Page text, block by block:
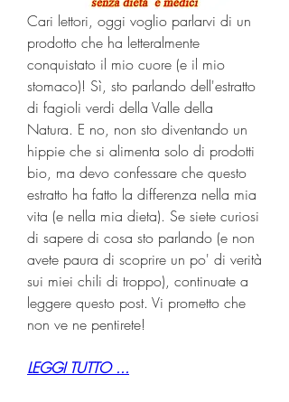
Cari lettori, oggi voglio parlarvi di un
prodotto che ha letteralmente
conquistato il mio cuore (e il mio
stomaco)! Sì, sto parlando dell'estratto
di fagioli verdi della Valle della
Natura. E no, non sto diventando un
hippie che si alimenta solo di prodotti
bio, ma devo confessare che questo
estratto ha fatto la differenza nella mia
vita (e nella mia dieta). Se siete curiosi
di sapere di cosa sto parlando (e non
avete paura di scoprire un po' di verità
sui miei chili di troppo), continuate a
leggere questo post. Vi prometto che
non ve ne pentirete!
LEGGI TUTTO ...